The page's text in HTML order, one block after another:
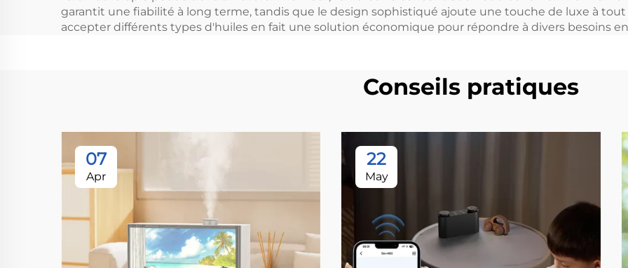
garantit une fiabilité à long terme, tandis que le design sophistiqué ajoute une touche de luxe à tout
accepter différents types d'huiles en fait une solution économique pour répondre à divers besoins
Conseils pratiques
07
Apr
22
May